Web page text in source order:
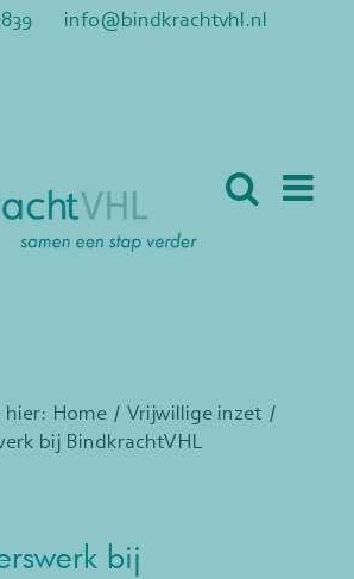
info@bindkrachtvhl.nl
hier: Home
Vrijwillige inzet
bij BindkrachtVHL
bij